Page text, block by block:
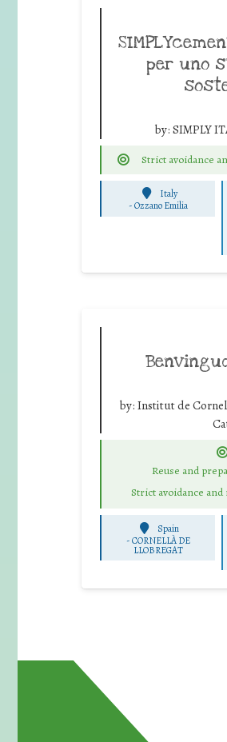
per uno
by: SIMPLY
Strict avoidance
Italy
-Ozzano Emilia
by: Institut de
Reuse and
Strict avoidance
Spain
-CORNELLÀ DE
LLOBREGAT